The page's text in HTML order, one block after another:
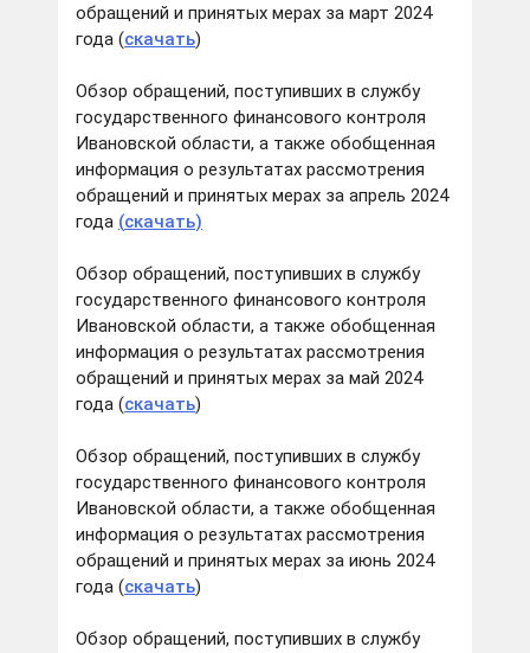
обращений и принятых мерах за март 2024
года (скачать)
Обзор обращений, поступивших в службу
государственного финансового контроля
Ивановской области, а также обобщенная
информация о результатах рассмотрения
обращений и принятых мерах за апрель 2024
года (скачать)
Обзор обращений, поступивших в службу
государственного финансового контроля
Ивановской области, а также обобщенная
информация о результатах рассмотрения
обращений и принятых мерах за май 2024
года (скачать)
Обзор обращений, поступивших в службу
государственного финансового контроля
Ивановской области, а также обобщенная
информация о результатах рассмотрения
обращений и принятых мерах за июнь 2024
года (скачать)
Обзор обращений, поступивших в службу